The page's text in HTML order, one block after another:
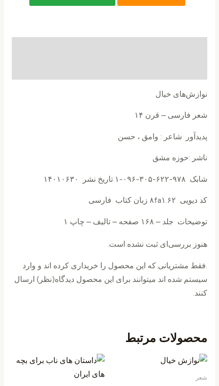
نوازش‌های خیال
شعر فارسی – قرن ۱۴
پدیدآور شاعر : وامق ، حسن
ناشر :حوزه مشق
شابک ۹۷۸-۶۲۲-۳۰۵-۰۹۶-۱ تاریخ نشر ۱۴۰۱۰۶۳۰
کد دیویی ۸fa۱.۶۲‌ زبان کتاب فارسی
توضیحات جلد – ۱۶۸ صفحه – تالیف – چاپ ۱
هنوز بررسی‌ای ثبت نشده است.
.فقط مشتریانی که این محصول را خریداری کرده اند و وارد
سیستم شده اند میتوانند برای این محصول دیدگاه(نظر) ارسال
کنند.
محصولات مرتبط
شعر